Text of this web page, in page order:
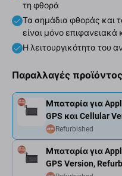
τη φθορά
Τα σημάδια φθοράς και
είναι μόνο επιφανειακά
Η λειτουργικότητα του
Παραλλαγές προϊόντος
Μπαταρία για
GPS και Cellular
Refurbished
Μπαταρία για
GPS Version,